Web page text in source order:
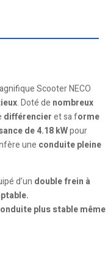
Scooter NECO
. Doté de nombreux
différencieret sa forme
de 4.18 kWpour
une conduite pleine
d’un double frein à
plus stable même